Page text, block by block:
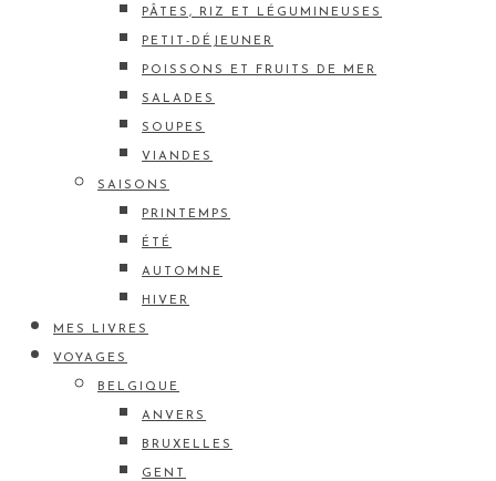
PÂTES, RIZ ET LÉGUMINEUSES
PETIT-DÉJEUNER
POISSONS ET FRUITS DE MER
SALADES
SOUPES
VIANDES
SAISONS
PRINTEMPS
ÉTÉ
AUTOMNE
HIVER
MES LIVRES
VOYAGES
BELGIQUE
ANVERS
BRUXELLES
GENT